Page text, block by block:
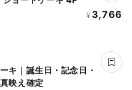
¥ 3,766
キ｜誕生日・記念日・
映え確定